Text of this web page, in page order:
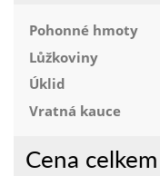
Pohonné hmoty
Lůžkoviny
Úklid
Vratná kauce
Cena celkem